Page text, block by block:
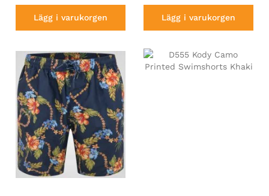
Lägg i varukorgen Lägg i varukorgen